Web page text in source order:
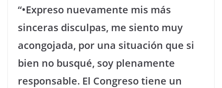
“•Expreso nuevamente mis más
sinceras disculpas, me siento muy
acongojada, por una situación que si
bien no busqué, soy plenamente
responsable. El Congreso tiene un